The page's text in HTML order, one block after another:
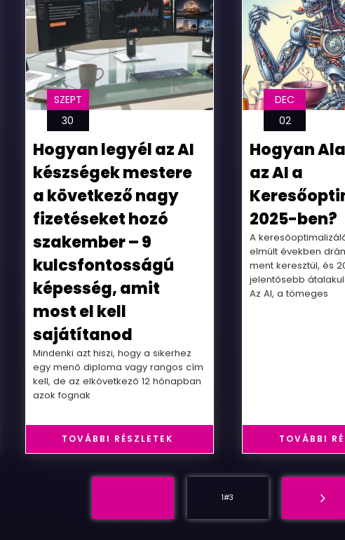
SZEPT
30
Hogyan legyél az AI
készségek mestere
a következő nagy
fizetéseket hozó
szakember – 9
kulcsfontosságú
képesség, amit
most el kell
sajátítanod
Mindenki azt hiszi, hogy a sikerhez
egy menő diploma vagy rangos cím
kell, de az elkövetkező 12 hónapban
azok fognak
TOVÁBBI RÉSZLETEK
DEC
02
Hogyan
az AI a
2025-ben?
A
elmúlt években
ment keresztül, és
jelentősebb
Az AI, a tömeges
TOVÁBBI
1#3